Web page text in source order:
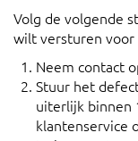
Volg de volgende
wilt versturen voor
Neem contact
Stuur het
uiterlijk binnen
klantenservice